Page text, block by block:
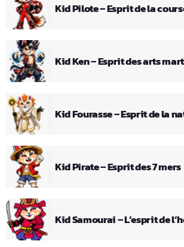
Kid Pilote – Esprit de la
Kid Ken – Esprit des arts
Kid Fourasse – Esprit de la
Kid Pirate – Esprit des 7 mers
Kid Samourai – L’esprit de